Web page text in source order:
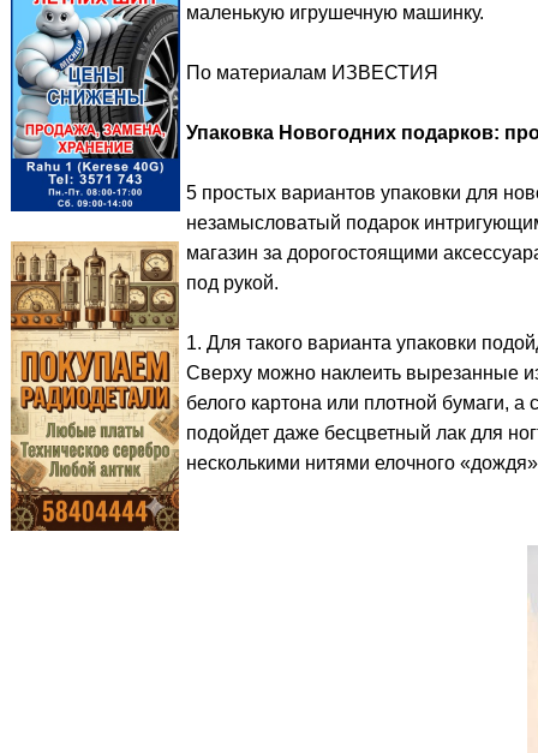
маленькую игрушечную машинку.
По материалам ИЗВЕСТИЯ
Упаковка Новогодних подарков:
5 простых вариантов упаковки для
незамысловатый подарок
магазин за дорогостоящими
под рукой.
1. Для такого варианта упаковки
Сверху можно наклеить вырезанные
белого картона или плотной бумаги, а
подойдет даже бесцветный лак для
несколькими нитями елочного